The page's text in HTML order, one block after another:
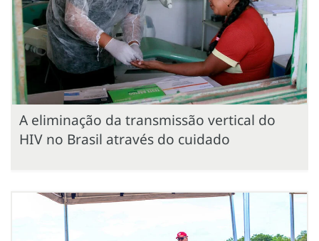
A eliminação da transmissão vertical do
HIV no Brasil através do cuidado